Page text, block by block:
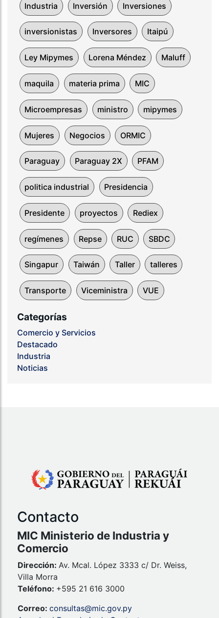
Industria Inversión Inversiones
inversionistas Inversores Itaipú
Ley Mipymes Lorena Méndez Maluff
maquila materia prima MIC
Microempresas ministro mipymes
Mujeres Negocios ORMIC
Paraguay Paraguay 2X PFAM
politica industrial Presidencia
Presidente proyectos Rediex
regímenes Repse RUC SBDC
Singapur Taiwán Taller talleres
Transporte Viceministra VUE
Categorías
Comercio y Servicios
Destacado
Industria
Noticias
Contacto
MIC Ministerio de Industria y
Comercio
Dirección: Av. Mcal. López 3333 c/ Dr. Weiss,
Villa Morra
Teléfono: +595 21 616 3000
Correo: consultas@mic.gov.py